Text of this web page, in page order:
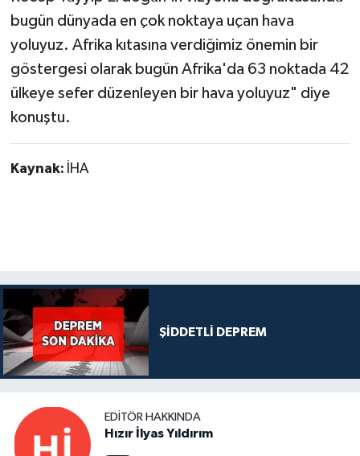
bugün dünyada en çok noktaya uçan hava
yoluyuz. Afrika kıtasına verdiğimiz önemin bir
göstergesi olarak bugün Afrika'da 63 noktada 42
ülkeye sefer düzenleyen bir hava yoluyuz" diye
konuştu.
Kaynak: İHA
ŞİDDETLİ DEPREM
EDITÖR HAKKINDA
Hızır İlyas Yıldırım